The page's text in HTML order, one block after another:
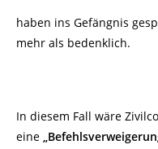
haben ins Gefängnis
mehr als bedenklich.
In diesem Fall wäre
eine